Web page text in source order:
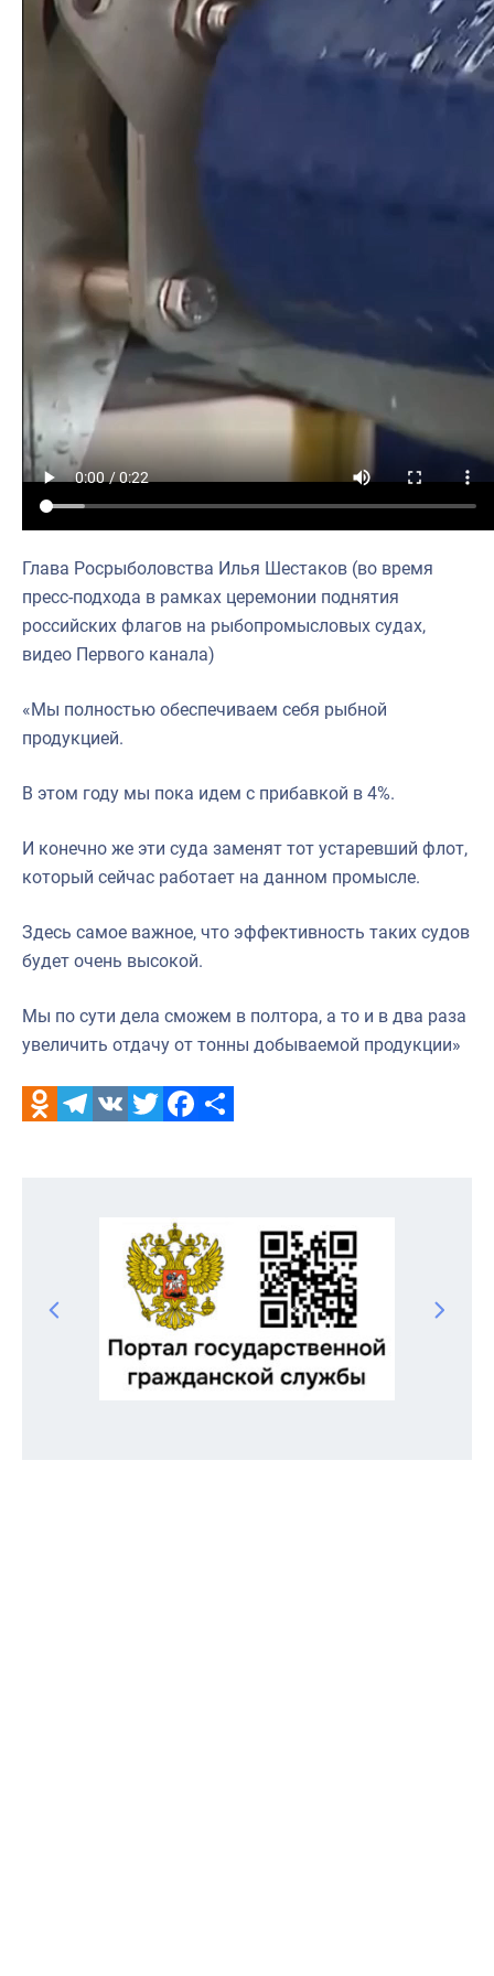
Научно-практическая литература
Рыбоохрана России
Отрасль в цифрах
События в России и мире
Глава Росрыболовства Илья Шестаков (во время
пресс-подхода в рамках церемонии поднятия
российских флагов на рыбопромысловых судах,
видео Первого канала)
«Мы полностью обеспечиваем себя рыбной
продукцией.
В этом году мы пока идем с прибавкой в 4%.
И конечно же эти суда заменят тот устаревший флот,
который сейчас работает на данном промысле.
Здесь самое важное, что эффективность таких судов
будет очень высокой.
Мы по сути дела сможем в полтора, а то и в два раза
увеличить отдачу от тонны добываемой продукции»